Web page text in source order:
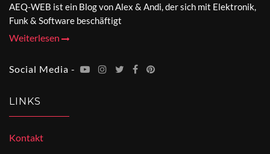
AEQ-WEB ist ein Blog von Alex & Andi, der sich mit Elektronik,
Funk & Software beschäftigt
Weiterlesen
Social Media -
LINKS
Kontakt